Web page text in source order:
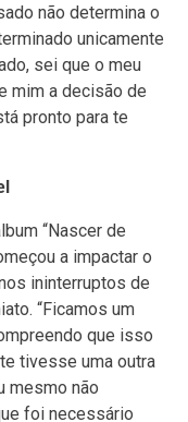
não determina o
unicamente
sei que o meu
mim a decisão de
pronto para te
“Nascer de
a impactar o
ininterruptos de
“Ficamos um
que isso
tivesse uma outra
mesmo não
foi necessário